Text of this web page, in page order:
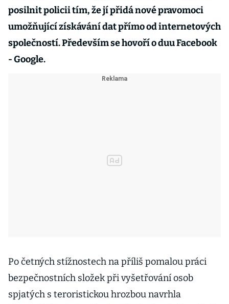
posilnit policii tím, že jí přidá nové pravomoci
umožňující získávání dat přímo od internetových
společností. Především se hovoří o duu Facebook
- Google.
Po četných stížnostech na příliš pomalou práci
bezpečnostních složek při vyšetřování osob
spjatých s teroristickou hrozbou navrhla